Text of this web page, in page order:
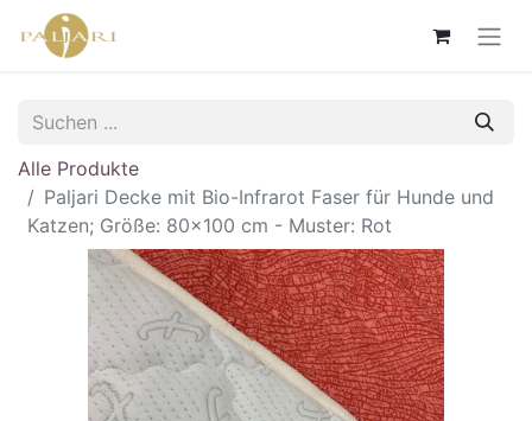
Alle Produkte
Paljari Decke mit Bio-Infrarot Faser für Hunde und
Katzen; Größe: 80x100 cm - Muster: Rot